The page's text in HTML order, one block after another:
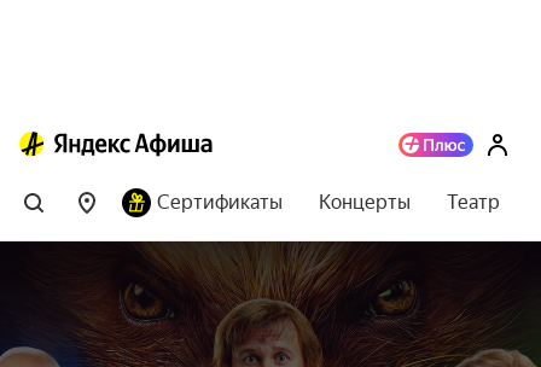
Сертификаты Концерты Театр